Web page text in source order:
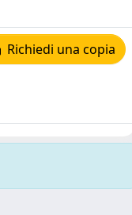
Richiedi una copia